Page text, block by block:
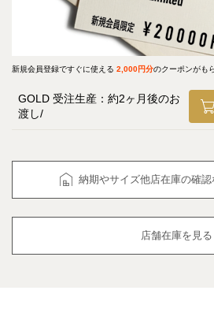
新規会員登録ですぐに使える 2,000円分のクーポンがも
GOLD 受注生産：約2ヶ月後のお
渡し
納期やサイズ他店在庫の確
店舗在庫を見る